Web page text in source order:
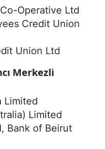
Operative Ltd
Credit Union
Union Ltd
Merkezli
Limited
Limited
Bank of Beirut